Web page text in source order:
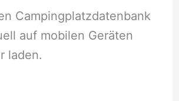
Campingplatzdatenbank
auf mobilen Geräten
laden.